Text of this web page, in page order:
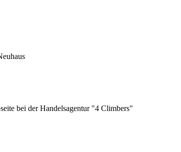
bei der Handelsagentur "4 Climbers"